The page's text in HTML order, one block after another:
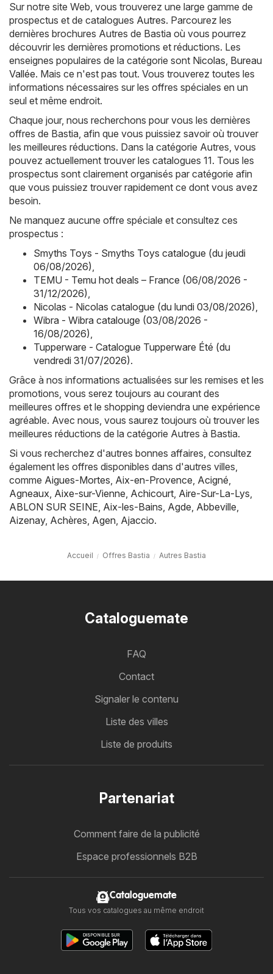
Sur notre site Web, vous trouverez une large gamme de
prospectus et de catalogues Autres. Parcourez les
dernières brochures Autres de Bastia où vous pourrez
découvrir les dernières promotions et réductions. Les
enseignes populaires de la catégorie sont Nicolas, Bureau
Vallée. Mais ce n'est pas tout. Vous trouverez toutes les
informations nécessaires sur les offres spéciales en un
seul et même endroit.
Chaque jour, nous recherchons pour vous les dernières
offres de Bastia, afin que vous puissiez savoir où trouver
les meilleures réductions. Dans la catégorie Autres, vous
pouvez actuellement trouver les catalogues 11. Tous les
prospectus sont clairement organisés par catégorie afin
que vous puissiez trouver rapidement ce dont vous avez
besoin.
Ne manquez aucune offre spéciale et consultez ces
prospectus :
Smyths Toys - Smyths Toys catalogue (du jeudi
06/08/2026),
TEMU - Temu hot deals – France (06/08/2026 -
31/12/2026),
Nicolas - Nicolas catalogue (du lundi 03/08/2026),
Wibra - Wibra catalouge (03/08/2026 -
16/08/2026),
Tupperware - Catalogue Tupperware Été (du
vendredi 31/07/2026).
Grâce à nos informations actualisées sur les remises et les
promotions, vous serez toujours au courant des
meilleures offres et le shopping deviendra une expérience
agréable. Avec nous, vous saurez toujours où trouver les
meilleures réductions de la catégorie Autres à Bastia.
Si vous recherchez d'autres bonnes affaires, consultez
également les offres disponibles dans d'autres villes,
comme Aigues-Mortes, Aix-en-Provence, Acigné,
Agneaux, Aixe-sur-Vienne, Achicourt, Aire-Sur-La-Lys,
ABLON SUR SEINE, Aix-les-Bains, Agde, Abbeville,
Aizenay, Achères, Agen, Ajaccio.
Accueil Offres Bastia Autres Bastia
Cataloguemate
FAQ
Contact
Signaler le contenu
Liste des villes
Liste de produits
Partenariat
Comment faire de la publicité
Espace professionnels B2B
Cataloguemate
Tous vos catalogues au même endroit